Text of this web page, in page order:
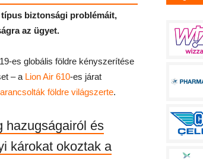
biztonsági problémáit,
az ügyet.
es globális földre kényszerítése
– a Lion Air 610-es járat
földre világszerte.
hazugságairól és
károkat okoztak a